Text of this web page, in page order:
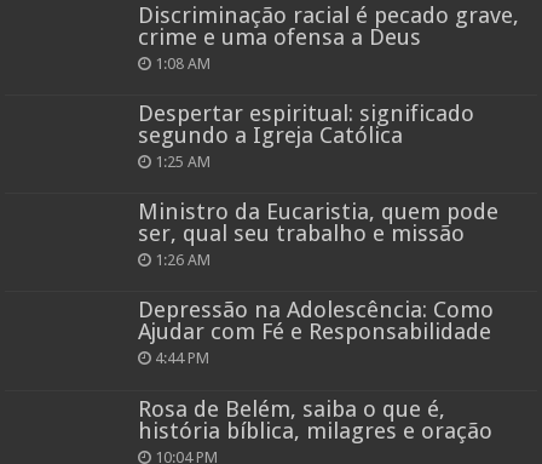
Discriminação racial é pecado grave,
crime e uma ofensa a Deus
1:08 AM
Despertar espiritual: significado
segundo a Igreja Católica
1:25 AM
Ministro da Eucaristia, quem pode
ser, qual seu trabalho e missão
1:26 AM
Depressão na Adolescência: Como
Ajudar com Fé e Responsabilidade
4:44 PM
Rosa de Belém, saiba o que é,
história bíblica, milagres e oração
10:04 PM